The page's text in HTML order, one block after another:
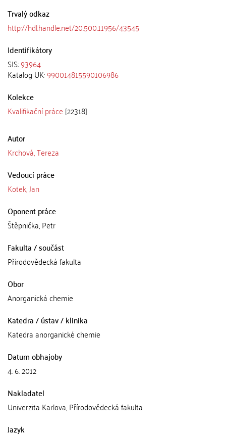
Trvalý odkaz
http://hdl.handle.net/20.500.11956/43545
Identifikátory
SIS:93964
Katalog UK:990014815590106986
Kolekce
Kvalifikační práce [22318]
Autor
Krchová, Tereza
Vedoucí práce
Kotek, Jan
Oponent práce
Štěpnička, Petr
Fakulta / součást
Přírodovědecká fakulta
Obor
Anorganická chemie
Katedra / ústav / klinika
Katedra anorganické chemie
Datum obhajoby
4. 6. 2012
Nakladatel
Univerzita Karlova, Přírodovědecká fakulta
Jazyk